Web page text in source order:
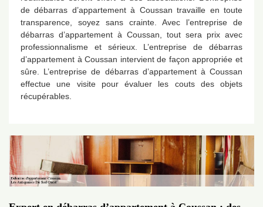
de débarras d’appartement à Coussan travaille en toute
transparence, soyez sans crainte. Avec l’entreprise de
débarras d’appartement à Coussan, tout sera prix avec
professionnalisme et sérieux. L’entreprise de débarras
d’appartement à Coussan intervient de façon appropriée et
sûre. L’entreprise de débarras d’appartement à Coussan
effectue une visite pour évaluer les couts des objets
récupérables.